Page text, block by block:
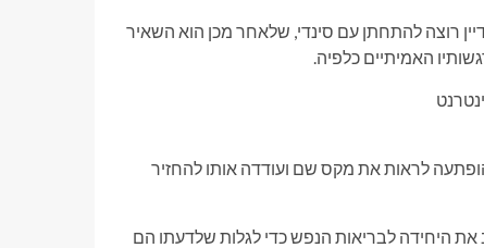
רוצה להתחתן עם סינדי, שלאחר מכן הוא השאיר
האמיתיים כלפיה.
לראות את מקס שם ועודדה אותו להחזיר
את היחידה לבריאות הנפש כדי לגלות שלדעתו הם